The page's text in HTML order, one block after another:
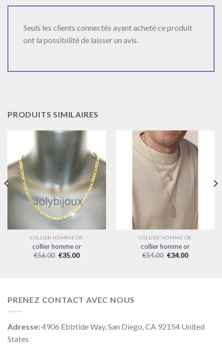
Seuls les clients connectés ayant acheté ce produit
ont la possibilité de laisser un avis.
PRODUITS SIMILAIRES
COLLIER HOMME OR
collier homme or
€56.00 €35.00
COLLIER HOMME OR
collier homme or
€54.00 €34.00
PRENEZ CONTACT AVEC NOUS
Adresse:4906 Ebbtide Way, San Diego, CA 92154 United
States